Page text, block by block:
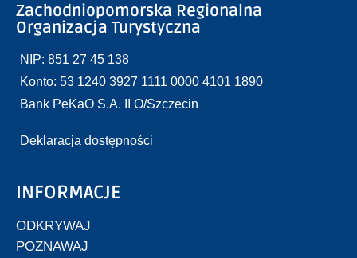
Zachodniopomorska Regionalna
Organizacja Turystyczna
NIP: 851 27 45 138
Konto: 53 1240 3927 1111 0000 4101 1890
Bank PeKaO S.A. II O/Szczecin
Deklaracja dostępności
INFORMACJE
ODKRYWAJ
POZNAWAJ